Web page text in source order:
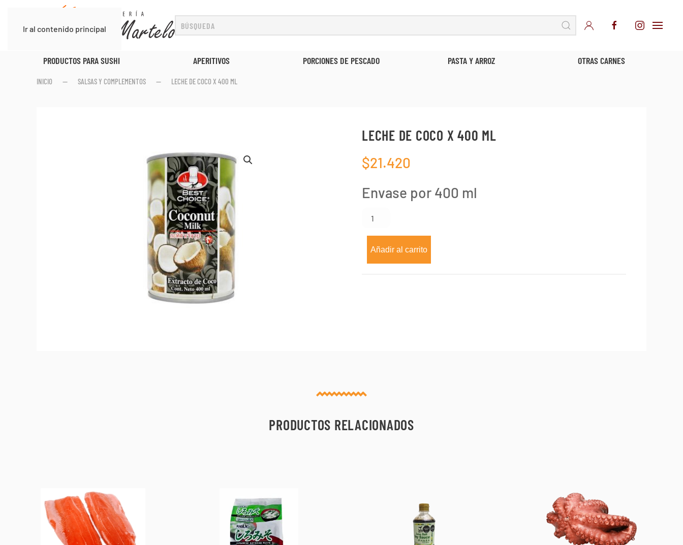
Ir al contenido principal
APERITIVOS PORCIONES DE PESCADO PASTA Y ARROZ OTRAS CARNES MARISCOS
INICIO SALSAS Y COMPLEMENTOS LECHE DE COCO X 400 ML
LECHE DE COCO X 400 ML
$21.420
Envase por 400 ml
coco
400
Añadir al carrito
PRODUCTOS RELACIONADOS